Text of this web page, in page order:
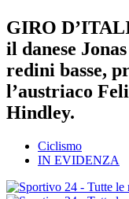
GIRO
il danese
redini basse,
l’austriaco
Hindley.
Ciclismo
IN EVIDENZA